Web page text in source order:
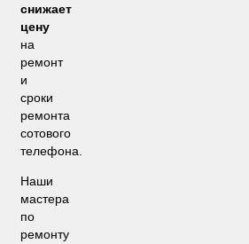
снижает
цену
на
ремонт
и
сроки
ремонта
сотового
телефона.
Наши
мастера
по
ремонту